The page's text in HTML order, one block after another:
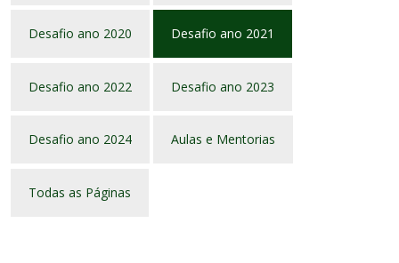
Desafio ano 2020 Desafio ano 2021
Desafio ano 2022 Desafio ano 2023
Desafio ano 2024 Aulas e Mentorias
Todas as Páginas